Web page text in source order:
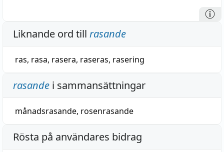
Liknande ord till rasande
ras, rasa, rasera, raseras, rasering
rasande i sammansättningar
månadsrasande, rosenrasande
Rösta på användares bidrag